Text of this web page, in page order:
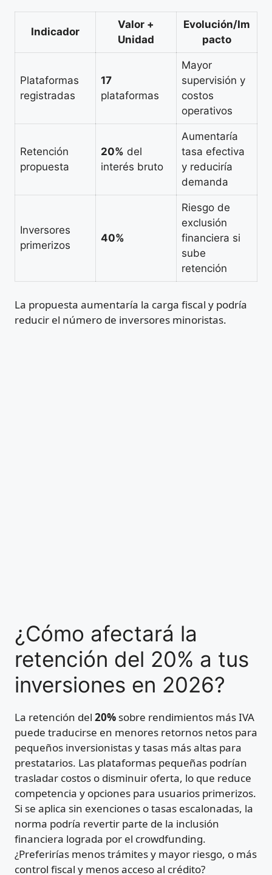
Indicador
Valor +
Unidad
Evolución/Im
pacto
Plataformas
registradas
17
plataformas
Mayor
supervisión y
costos
operativos
Retención
propuesta
20% del
interés bruto
Aumentaría
tasa efectiva
y reduciría
demanda
Inversores
primerizos
40%
Riesgo de
exclusión
financiera si
sube
retención
La propuesta aumentaría la carga fiscal y podría
reducir el número de inversores minoristas.
¿Cómo afectará la
retención del 20% a tus
inversiones en 2026?
La retención del 20% sobre rendimientos más IVA
puede traducirse en menores retornos netos para
pequeños inversionistas y tasas más altas para
prestatarios. Las plataformas pequeñas podrían
trasladar costos o disminuir oferta, lo que reduce
competencia y opciones para usuarios primerizos.
Si se aplica sin exenciones o tasas escalonadas, la
norma podría revertir parte de la inclusión
financiera lograda por el crowdfunding.
¿Preferirías menos trámites y mayor riesgo, o más
control fiscal y menos acceso al crédito?